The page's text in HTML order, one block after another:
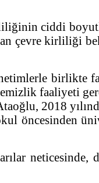
ciddi
çevre kirliliği
birlikte
faaliyeti
2018
öncesinden
neticesinde,